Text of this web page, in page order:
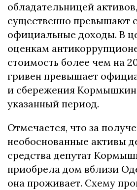
обладательницей
существенно превышают
официальные доходы. В
оценкам
стоимость более чем на
гривен превышает
и сбережения
указанный период.
Отмечается, что за
необоснованные активы
средства депутат
приобрела дом вблизи
она проживает. Схему